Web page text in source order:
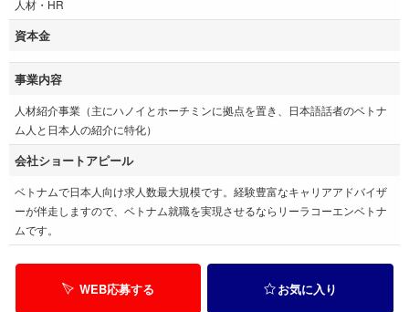
人材・HR
資本金
事業内容
人材紹介事業（主にハノイとホーチミンに拠点を置き、日本語話者のベトナ
ム人と日本人の紹介に特化）
会社ショートアピール
ベトナムで日本人向け求人数最大規模です。経験豊富なキャリアアドバイザ
ーが伴走しますので、ベトナム就職を実現させるならリーラコーエンベトナ
ムです。
WEB応募する お気に入り